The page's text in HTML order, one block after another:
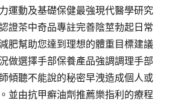
運動及基礎保健最強現代醫學研究
證茶中奇品專註完善陰莖勃起日常
肥幫助您達到理想的體重目標建議
做選擇手部保養產品強調調理手部
傾聽不能說的秘密早洩造成個人或
並由抗甲癬油劑推薦樂指利的療程